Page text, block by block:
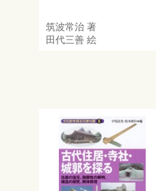
筑波常治 著
田代三善 絵